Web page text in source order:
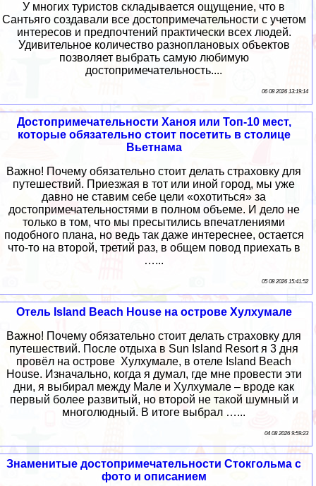
У многих туристов складывается ощущение, что в
Сантьяго создавали все достопримечательности с учетом
интересов и предпочтений практически всех людей.
Удивительное количество разноплановых объектов
позволяет выбрать самую любимую
достопримечательность....
06 08 2026 13:19:14
Достопримечательности Ханоя или Топ-10 мест,
которые обязательно стоит посетить в столице
Вьетнама
Важно! Почему обязательно стоит делать страховку для
путешествий. Приезжая в тот или иной город, мы уже
давно не ставим себе цели «охотиться» за
достопримечательностями в полном объеме. И дело не
только в том, что мы пресытились впечатлениями
подобного плана, но ведь так даже интереснее, остается
что-то на второй, третий раз, в общем повод приехать в
…...
05 08 2026 15:41:52
Отель Island Beach House на острове Хулхумале
Важно! Почему обязательно стоит делать страховку для
путешествий. После отдыха в Sun Island Resort я 3 дня
провёл на острове Хулхумале, в отеле Island Beach
House. Изначально, когда я думал, где мне провести эти
дни, я выбирал между Мале и Хулхумале – вроде как
первый более развитый, но второй не такой шумный и
многолюдный. В итоге выбрал …...
04 08 2026 9:59:23
Знаменитые достопримечательности Стокгольма с
фото и описанием